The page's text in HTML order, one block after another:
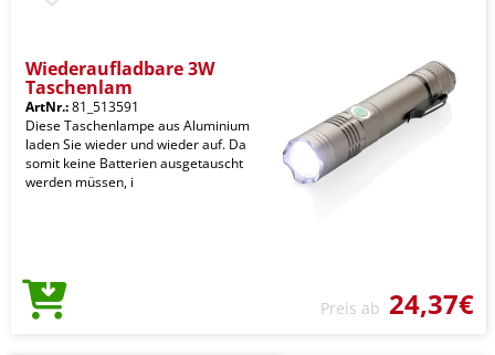
Wiederaufladbare 3W
Taschenlam
ArtNr.:81_513591
Diese Taschenlampe aus Aluminium
laden Sie wieder und wieder auf. Da
somit keine Batterien ausgetauscht
werden müssen, i
Preis ab 24,37€